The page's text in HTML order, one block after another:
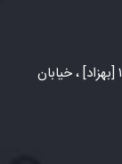
شهر مشهد، بلوار سجاد ، خیابان خیام جنوبی ۱۰ [بهزاد] ، خیابان